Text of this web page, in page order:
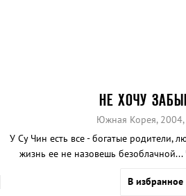
НЕ ХОЧУ
Южная Корея,
У Су Чин есть все - богатые родители,
жизнь ее не назовешь безоблачной...
болезнью Альцгеймера,В избранное